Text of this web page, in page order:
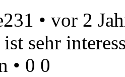
• vor 2
sehr
• 0 0